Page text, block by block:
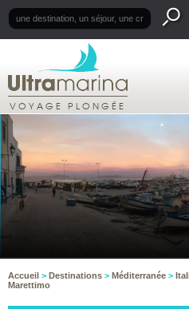
VOYAGE PLONGÉE
Accueil > Destinations > Méditerranée >
Marettimo